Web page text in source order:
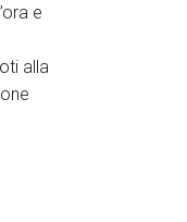
e
alla